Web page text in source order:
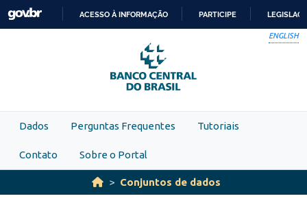
Skip to main content
PARA
O
CONTEÚDO
ACESSO À INFORMAÇÃO PARTICIPE
ENGLISH
Dados Perguntas Frequentes Tutoriais
Contato Sobre o Portal
Conjuntos de dados